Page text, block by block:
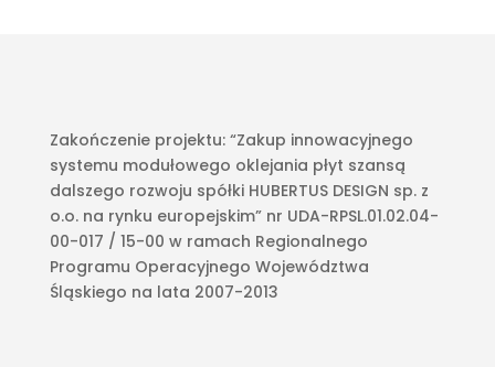
Zakończenie projektu: “Zakup innowacyjnego
systemu modułowego oklejania płyt szansą
dalszego rozwoju spółki HUBERTUS DESIGN sp. z
o.o. na rynku europejskim” nr UDA-RPSL.01.02.04-
00-017 / 15-00 w ramach Regionalnego
Programu Operacyjnego Województwa
Śląskiego na lata 2007-2013